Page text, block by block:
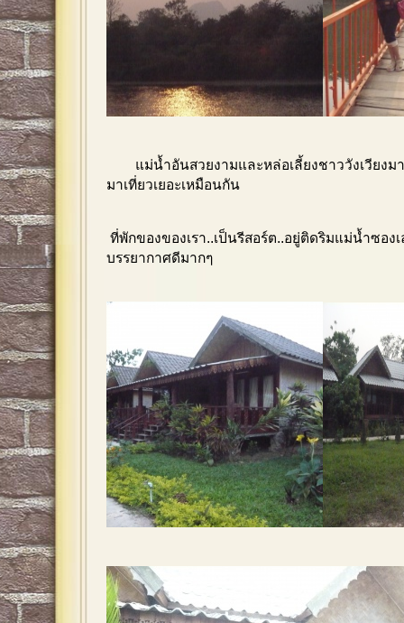
แม่น้ำอันสวยงามและหล่อเลี้ยงชาววังเวียงม
มาเที่ยวเยอะเหมือนกัน
ที่พักของของเรา..เป็นรีสอร์ต..อยู่ติดริมแม่น้ำซอง
บรรยากาศดีมากๆ